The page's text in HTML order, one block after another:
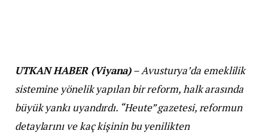
UTKAN HABER (Viyana)– Avusturya’da emeklilik
sistemine yönelik yapılan bir reform, halk arasında
büyük yankı uyandırdı. “Heute” gazetesi, reformun
detaylarını ve kaç kişinin bu yenilikten